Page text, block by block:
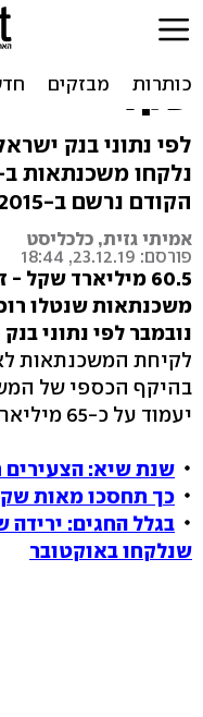
2019
שקל
לפי נתוני בנק
הקודם נרשם ב-2015 - 64.7 מיליארד שקל
אמיתי גזית, כלכליסט
פורסם: 23.12.19, 18:44
60.5 מיליארד
נובמבר לפי נתוני
לקיחת המשכנתאות
בהיקף הכספי של
יעמוד על כ-65 מיליארד שקל.
שנת שיא: הצעירים
כך תחסכו מאות
שנלקחו באוקטובר